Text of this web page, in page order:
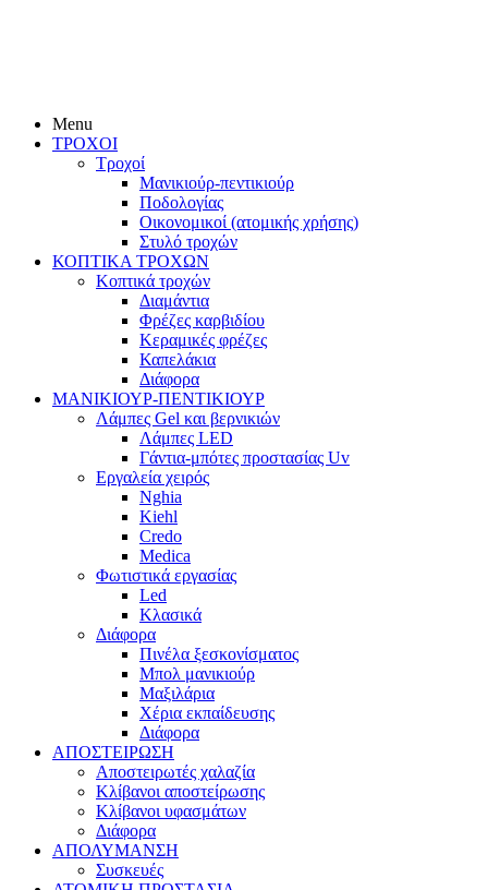
Menu
ΤΡΟΧΟΙ
Τροχοί
Μανικιούρ-πεντικιούρ
Ποδολογίας
Οικονομικοί (ατομικής χρήσης)
Στυλό τροχών
ΚΟΠΤΙΚΑ ΤΡΟΧΩΝ
Κοπτικά τροχών
Διαμάντια
Φρέζες καρβιδίου
Κεραμικές φρέζες
Καπελάκια
Διάφορα
ΜΑΝΙΚΙΟΥΡ-ΠΕΝΤΙΚΙΟΥΡ
Λάμπες Gel και βερνικιών
Λάμπες LED
Γάντια-μπότες προστασίας Uv
Εργαλεία χειρός
Nghia
Kiehl
Credo
Medica
Φωτιστικά εργασίας
Led
Κλασικά
Διάφορα
Πινέλα ξεσκονίσματος
Μπολ μανικιούρ
Μαξιλάρια
Χέρια εκπαίδευσης
Διάφορα
ΑΠΟΣΤΕΙΡΩΣΗ
Αποστειρωτές χαλαζία
Κλίβανοι αποστείρωσης
Κλίβανοι υφασμάτων
Διάφορα
ΑΠΟΛΥΜΑΝΣΗ
Συσκευές